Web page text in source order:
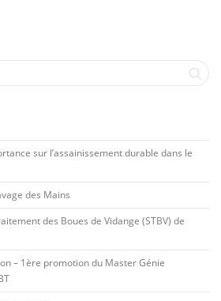
sur l’assainissement durable dans le
des Mains
des Boues de Vidange (STBV) de
– 1ère promotion du Master Génie